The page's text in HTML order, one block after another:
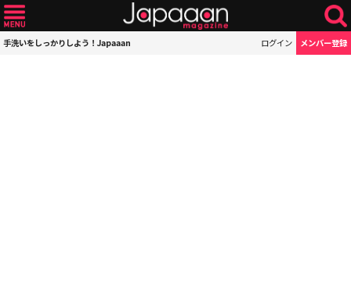
手洗いをしっかりしよう！Japaaan ログイン メンバー登録